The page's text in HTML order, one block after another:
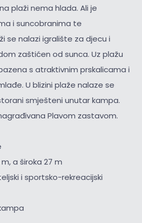
plaži nema hlada. Ali je
i suncobranima te
se nalazi igralište za djecu i
zaštićen od sunca. Uz plažu
s atraktivnim prskalicama i
U blizini plaže nalaze se
smješteni unutar kampa.
Plavom zastavom.
a široka 27 m
i sportsko-rekreacijski